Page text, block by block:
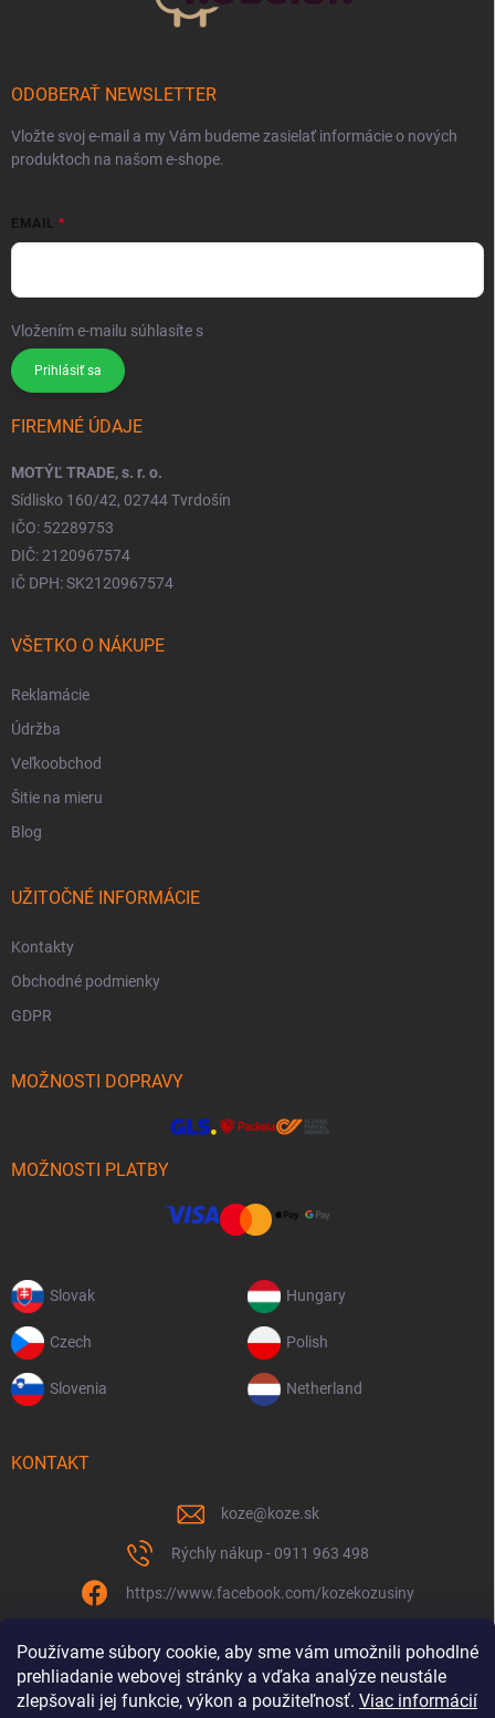
Používame súbory cookie, aby sme vám umožnili pohodlné
prehliadanie webovej stránky a vďaka analýze neustále
zlepšovali jej funkcie, výkon a použiteľnosť. Viac informácií
ODOBERAŤ NEWSLETTER
Vložte svoj e-mail a my Vám budeme zasielať informácie o nových
produktoch na našom e-shope.
EMAIL
Vložením e-mailu súhlasíte s
Prihlásiť sa
FIREMNÉ ÚDAJE
MOTÝĽ TRADE, s. r. o.
Sídlisko 160/42, 02744 Tvrdošín
IČO: 52289753
DIČ: 2120967574
IČ DPH: SK2120967574
VŠETKO O NÁKUPE
Reklamácie
Údržba
Veľkoobchod
Šitie na mieru
Blog
UŽITOČNÉ INFORMÁCIE
Kontakty
Obchodné podmienky
GDPR
MOŽNOSTI DOPRAVY
MOŽNOSTI PLATBY
Slovak Hungary
Czech Polish
Slovenia Netherland
KONTAKT
koze@koze.sk
Rýchly nákup - 0911 963 498
https://www.facebook.com/kozekozusiny